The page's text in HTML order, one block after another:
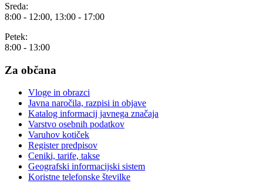
Sreda:
8:00 - 12:00, 13:00 - 17:00
Petek:
8:00 - 13:00
Za občana
Vloge in obrazci
Javna naročila, razpisi in objave
Katalog informacij javnega značaja
Varstvo osebnih podatkov
Varuhov kotiček
Register predpisov
Ceniki, tarife, takse
Geografski informacijski sistem
Koristne telefonske številke